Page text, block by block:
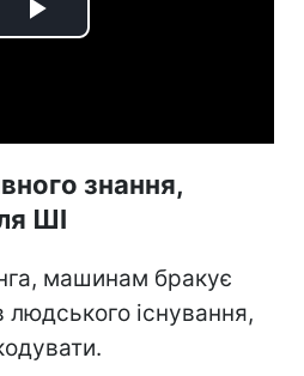
Play
знання,
ШІ
машинам бракує
людського існування,